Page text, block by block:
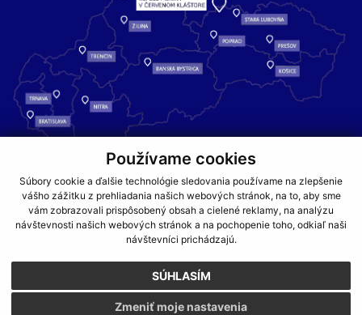
Používame cookies
Súbory cookie a ďalšie technológie sledovania používame na zlepšenie
vášho zážitku z prehliadania našich webových stránok, na to, aby sme
vám zobrazovali prispôsobený obsah a cielené reklamy, na analýzu
návštevnosti našich webových stránok a na pochopenie toho, odkiaľ naši
návštevníci prichádzajú.
SÚHLASÍM
Zmeniť moje nastavenia
Kúpele Pieniny – miesto, kde sa príroda stretáva s liečivou silou
vody a oddychom pre telo aj dušu.
GDPR COOKIES PARTNERI
JEDÁLNY LÍSTOK
CENNÍKY
NA ZAČIATOK STRÁNKY
WEBDESIGN WEBEX.DIGITAL